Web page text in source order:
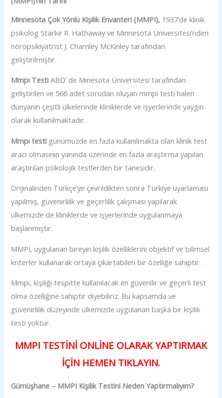
Minnesota Çok Yönlü Kişilik Envanteri (MMPI), 1937’de klinik
psikolog Starke R. Hathaway ve Minnesota Üniversitesi’nden
nöropsikiyatrist J. Charnley McKinley tarafından
geliştirilmiştir.
Mmpı Testi ABD’ de Minesota Üniversitesi tarafından
geliştirilen ve 566 adet sorudan oluşan mmpi testi halen
dünyanın çeşitli ülkelerinde kliniklerde ve işyerlerinde yaygın
olarak kullanılmaktadır.
Mmpı testi günümüzde en fazla kullanılmakta olan klinik test
aracı olmasının yanında üzerinde en fazla araştırma yapılan
araştırılan psikolojik testlerden bir tanesidir.
Orijinalinden Türkçe’ye çevrildikten sonra Türkiye uyarlaması
yapılmış, güvenirlilik ve geçerlilik çalışması yapılarak
ülkemizde de kliniklerde ve işyerlerinde uygulanmaya
başlanmıştır.
MMPI, uygulanan bireyin kişilik özelliklerini objektif ve bilimsel
kriterler kullanarak ortaya çıkartabilen bir özelliğe sahiptir.
Mmpı, kişiliği tespitte kullanılacak en güvenilir ve geçerli test
olma özelliğine sahiptir diyebiliriz. Bu kapsamda ve
güvenirlilik düzeyinde ülkemizde uygulanan başka bir kişilik
testi yoktur.
MMPI TESTİNİ ONLİNE OLARAK YAPTIRMAK
İÇİN HEMEN TIKLAYIN.
Gümüşhane – MMPI Kişilik Testini Neden Yaptırmalıyım?